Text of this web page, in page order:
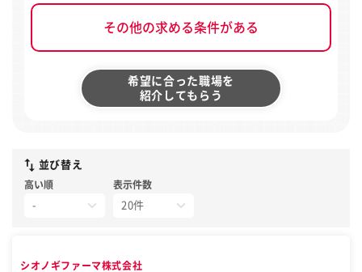
その他の求める条件がある
希望に合った職場を
紹介してもらう
並び替え
高い順 表示件数
シオノギファーマ株式会社